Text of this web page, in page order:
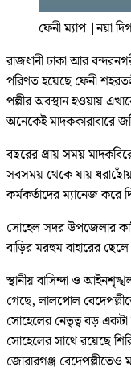
ফেনী ম্যাপ |নয়া
রাজধানী ঢাকা আর
পরিণত হয়েছে ফেনী
পল্লীর অবস্থান হওয়ায়
অনেকেই মাদককারাবারে
বছরের প্রায় সময়
সবসময় থেকে যায়
কর্মকর্তাদের ম্যানেজ করে
সোহেল সদর উপজেলার
বাড়ির মরহুম বাহারের
স্থানীয় বাসিন্দা ও
গেছে, লালপোল
সোহেলের নেতৃত্ব বড় একটা
সোহেলের সাথে রয়েছে
জোরারগঞ্জ বেদেপল্লীতেও